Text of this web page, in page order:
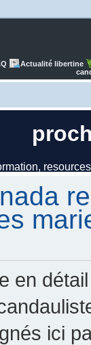
Actualité libertine
en
ici